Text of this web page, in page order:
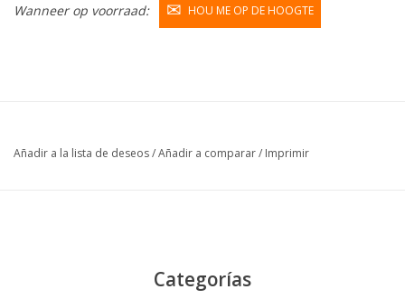
Wanneer op voorraad:
HOU ME OP DE HOOGTE
Añadir a la lista de deseos/Añadir a comparar/ Imprimir
Categorías